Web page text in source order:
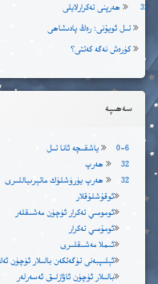
32 ھەرپنى تەكرارلايلى
تىل ئويۇنى: رەڭ پادىشاھى
كۈرەش نەگە كەتتى؟
سەھىپە
0-6 ياشقىچە ئانا تىل
32 ھەرپ
32 ھەرپ يۈرۈشلۈك ماتېرىياللىرى
ئوقۇشلۇقلار
ئومومىي تەكرار ئۈچۈن مەشىقلەر
ئومۇمىي تەكرار
ئىملا مەشىقلىرى
ئېلىپبەنى تۈگەتكەن بالىلار ئۈچۈن
بالىلار ئۈچۈن ئاۋازلىق ئەسەرلەر